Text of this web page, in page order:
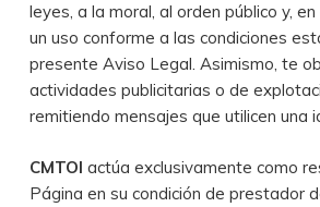
leyes, a la moral, al orden público y,
un uso conforme a las condiciones
presente Aviso Legal. Asimismo, te
actividades publicitarias o de
remitiendo mensajes que utilicen una
CMTOI actúa exclusivamente como
Página en su condición de prestador